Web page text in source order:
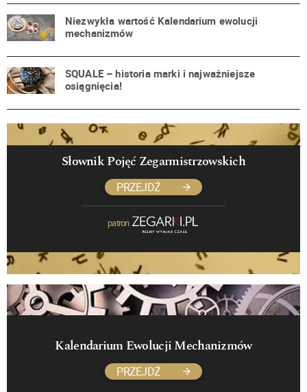
Niezwykła wartość Kalendarium ewolucji
mechanizmów
SQUALE – historia marki i najważniejsze
osiągnięcia!
Słownik Pojęć Zegarmistrzowskich
PRZEJDŹ
patron
Kalendarium Ewolucji Mechanizmów
PRZEJDŹ